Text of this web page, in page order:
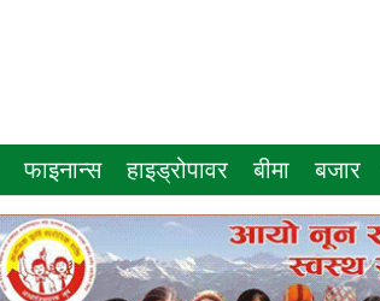
फाइनान्स हाइड्रोपावर बीमा बजार